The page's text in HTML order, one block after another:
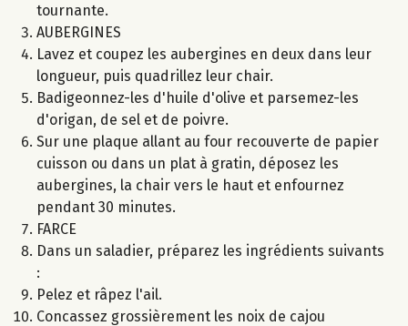
tournante.
AUBERGINES
Lavez et coupez les aubergines en deux dans leur
longueur, puis quadrillez leur chair.
Badigeonnez-les d'huile d'olive et parsemez-les
d'origan, de sel et de poivre.
Sur une plaque allant au four recouverte de papier
cuisson ou dans un plat à gratin, déposez les
aubergines, la chair vers le haut et enfournez
pendant 30 minutes.
FARCE
Dans un saladier, préparez les ingrédients suivants
:
Pelez et râpez l'ail.
Concassez grossièrement les noix de cajou